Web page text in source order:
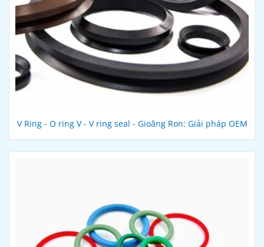
V Ring - O ring V - V ring seal - Gioăng Ron: Giải pháp OEM